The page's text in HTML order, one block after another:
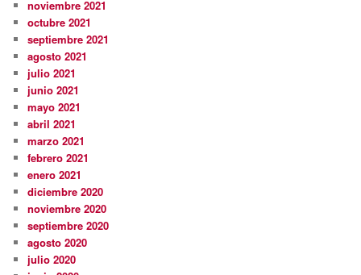
noviembre 2021
octubre 2021
septiembre 2021
agosto 2021
julio 2021
junio 2021
mayo 2021
abril 2021
marzo 2021
febrero 2021
enero 2021
diciembre 2020
noviembre 2020
septiembre 2020
agosto 2020
julio 2020